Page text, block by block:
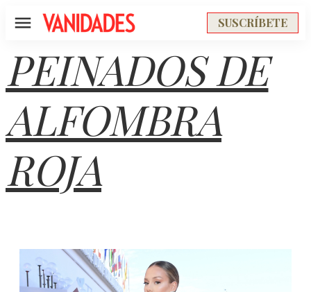
Menú SUSCRÍBETE
PEINADOS DE
ALFOMBRA
ROJA